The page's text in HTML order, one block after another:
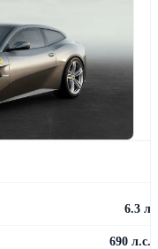
6.3 л
690 л.с.